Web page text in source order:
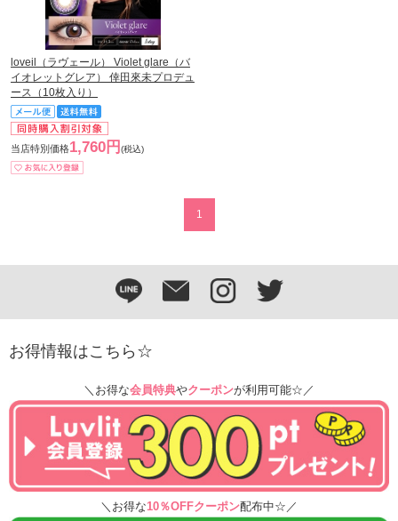
loveil（ラヴェール） Violet glare（バ
イオレットグレア） 倖田來未プロデュ
ース（10枚入り）
当店特別価格1,760円 (税込)
1
お得情報はこちら☆
＼お得な会員特典やクーポンが利用可能☆／
＼お得な10％OFFクーポン配布中☆／